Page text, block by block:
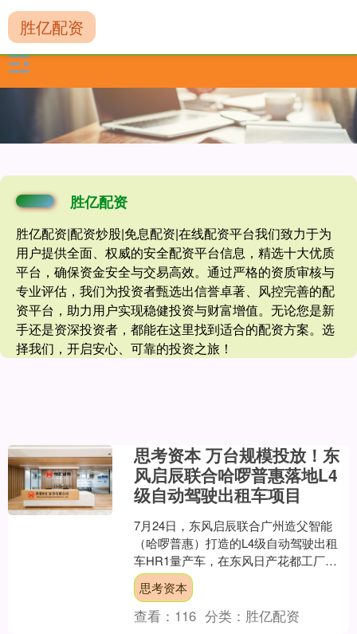
胜亿配资
胜亿配资|配资炒股|免息配资|在线配资平台我们致力于为
用户提供全面、权威的安全配资平台信息，精选十大优质
平台，确保资金安全与交易高效。通过严格的资质审核与
专业评估，我们为投资者甄选出信誉卓著、风控完善的配
资平台，助力用户实现稳健投资与财富增值。无论您是新
手还是资深投资者，都能在这里找到适合的配资方案。选
择我们，开启安心、可靠的投资之旅！
胜亿配资
思考资本 万台规模投放！东
风启辰联合哈啰普惠落地L4
级自动驾驶出租车项目
7月24日，东风启辰联合广州造父智能
（哈啰普惠）打造的L4级自动驾驶出租
车HR1量产车，在东风日产花都工厂正
式下线交付。该项目依托启辰VX6车型打
造，规划万台规....
思考资本
查看： 116 分类： 胜亿配资